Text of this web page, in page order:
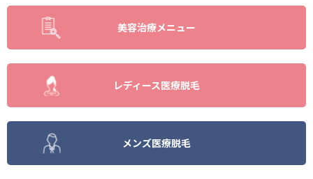
美容治療メニュー
レディース医療脱毛
メンズ医療脱毛